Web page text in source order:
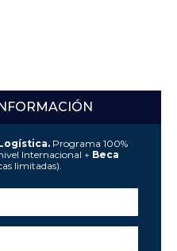
Programa 100%
Internacional + Beca
limitadas).